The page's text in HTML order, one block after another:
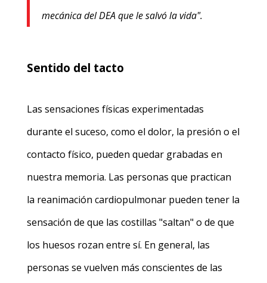
mecánica del DEA que le salvó la vida".
Sentido del tacto
Las sensaciones físicas experimentadas
durante el suceso, como el dolor, la presión o el
contacto físico, pueden quedar grabadas en
nuestra memoria. Las personas que practican
la reanimación cardiopulmonar pueden tener la
sensación de que las costillas "saltan" o de que
los huesos rozan entre sí. En general, las
personas se vuelven más conscientes de las